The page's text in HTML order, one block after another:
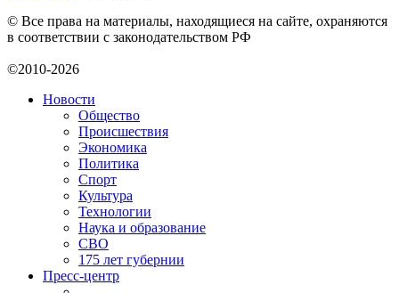
© Все права на материалы, находящиеся на сайте, охраняются
в соответствии с законодательством РФ
©2010-2026
Новости
Общество
Происшествия
Экономика
Политика
Спорт
Культура
Технологии
Наука и образование
СВО
175 лет губернии
Пресс-центр